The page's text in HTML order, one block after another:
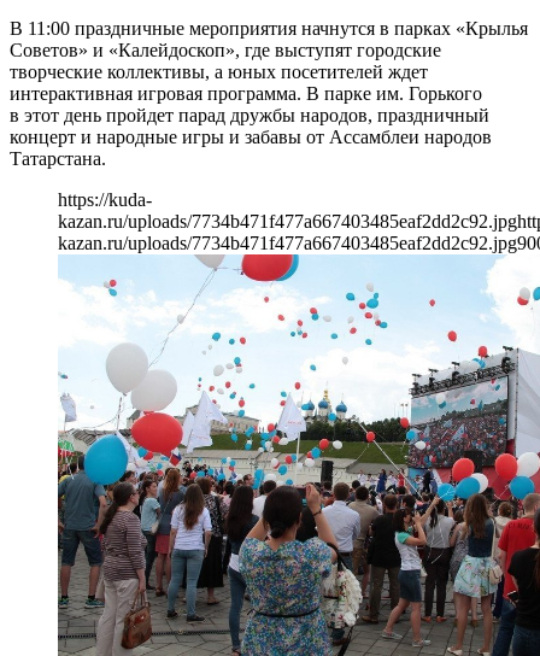
В 11:00 праздничные мероприятия начнутся в парках «Крылья
Советов» и «Калейдоскоп», где выступят городские
творческие коллективы, а юных посетителей ждет
интерактивная игровая программа. В парке им. Горького
в этот день пройдет парад дружбы народов, праздничный
концерт и народные игры и забавы от Ассамблеи народов
Татарстана.
https://kuda-
kazan.ru/uploads/7734b471f477a667403485eaf2dd2c92.jpg
kazan.ru/uploads/7734b471f477a667403485eaf2dd2c92.jpg